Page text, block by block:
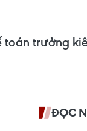
trưởng
ĐỌC